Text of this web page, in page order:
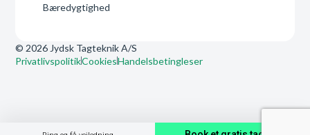
Bæredygtighed
© 2026 Jydsk Tagteknik A/S
PrivatlivspolitikCookiesHandelsbetingleser